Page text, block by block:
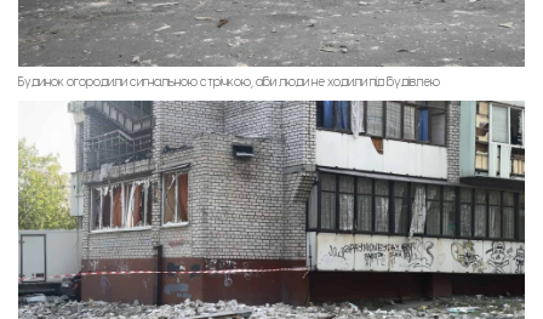
Будинок огородили сигнальною стрічкою, аби люди не ходили під будівлею